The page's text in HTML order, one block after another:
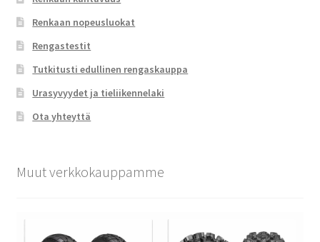
Renkaan nopeusluokat
Rengastestit
Tutkitusti edullinen rengaskauppa
Urasyvyydet ja tieliikennelaki
Ota yhteyttä
Muut verkkokauppamme